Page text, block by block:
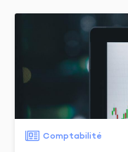
Comptabilité